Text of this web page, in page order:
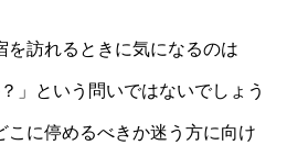
を訪れるときに気になるのは
」という問いではないでしょう
こに停めるべきか迷う方に向け